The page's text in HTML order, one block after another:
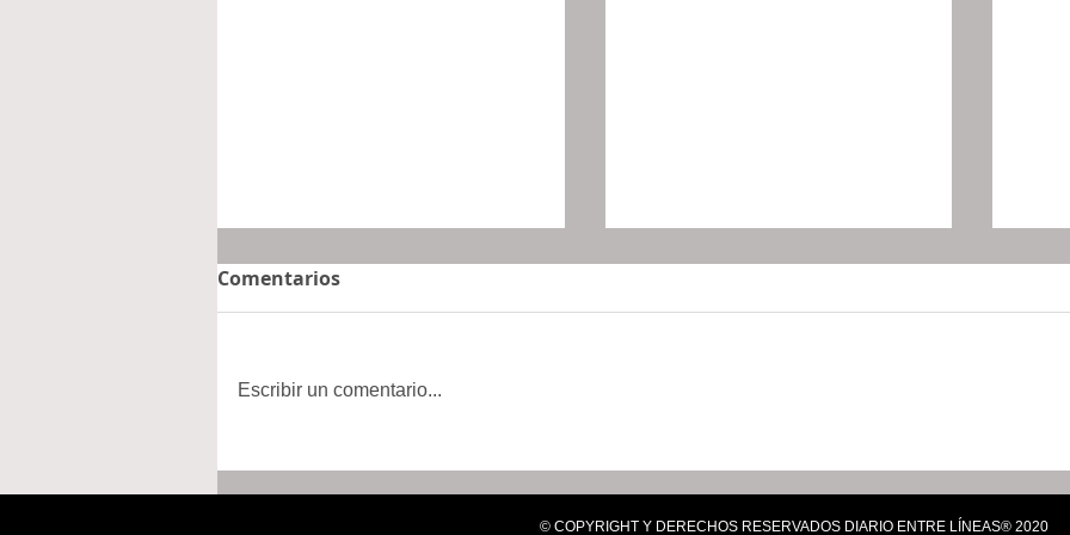
Asambleas Informativas
para la Relocalización
Bazares de Centros LIBRE
impulsan autonomía
económica de mujeres
Comentarios
Escribir un comentario...
© COPYRIGHT Y DERECHOS RESERVADOS DIARIO ENTRE LÍNEAS® 2020